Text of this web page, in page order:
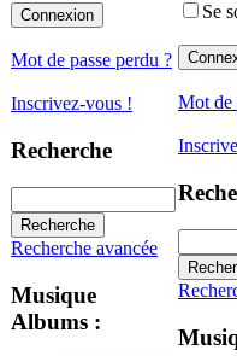
Mot de passe perdu ?
Inscrivez-vous !
Recherche
Recherche avancée
Musique
Albums :
Se
Mot de